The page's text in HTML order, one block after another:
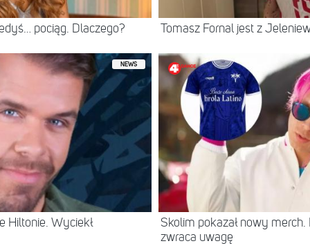
pociąg. Dlaczego? Tomasz Fornal jest z
NEWS
Hiltonie. Wyciekł
Skolim pokazał nowy
zwraca uwagę